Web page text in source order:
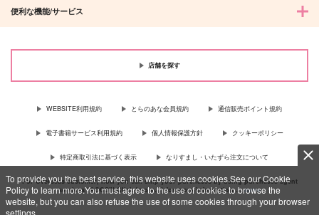
To provide you the best service, this website uses cookies.See our Cookie
Policy to learn more.You must agree to the use of cookies to browse the
website, but you can also refuse the use of some cookies through your browser
settings.
便利な機能/サービス
店舗を探す
WEBSITE利用規約 とらのあな会員規約 通信販売ポイント規約
電子書籍サービス利用規約 個人情報保護方針 クッキーポリシー
特定商取引法に基づく表示 なりすまし・いたずら注文について
For Overseas customer, now you can ship your purchases by using purchases agent
services “AOCS”! Click {more…} for more information …more